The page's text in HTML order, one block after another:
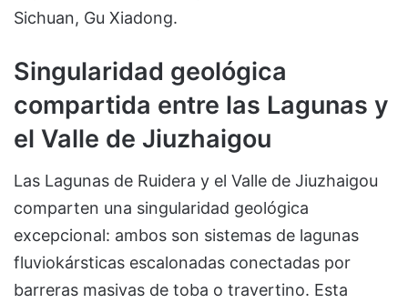
Sichuan, Gu Xiadong.
Singularidad geológica
compartida entre las Lagunas y
el Valle de Jiuzhaigou
Las Lagunas de Ruidera y el Valle de Jiuzhaigou
comparten una singularidad geológica
excepcional: ambos son sistemas de lagunas
fluviokársticas escalonadas conectadas por
barreras masivas de toba o travertino. Esta